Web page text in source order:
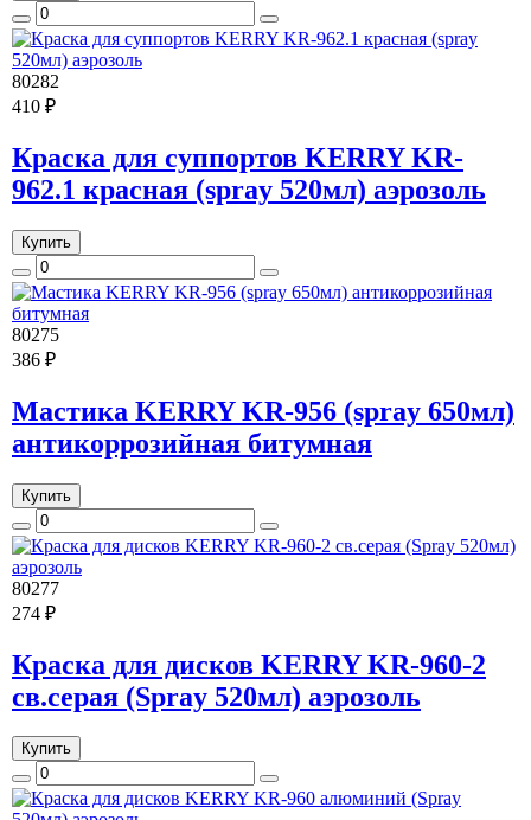
80282
410 ₽
Краска для суппортов KERRY KR-
962.1 красная (spray 520мл) аэрозоль
Купить
80275
386 ₽
Мастика KERRY KR-956 (spray 650мл)
антикоррозийная битумная
Купить
80277
274 ₽
Краска для дисков KERRY KR-960-2
св.серая (Spray 520мл) аэрозоль
Купить